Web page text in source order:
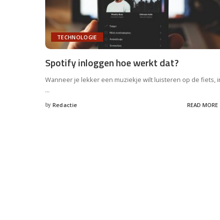
TECHNOLOGIE
Spotify inloggen hoe werkt dat?
Wanneer je lekker een muziekje wilt luisteren op de fiets,
...
Posted
by Redactie READ MORE